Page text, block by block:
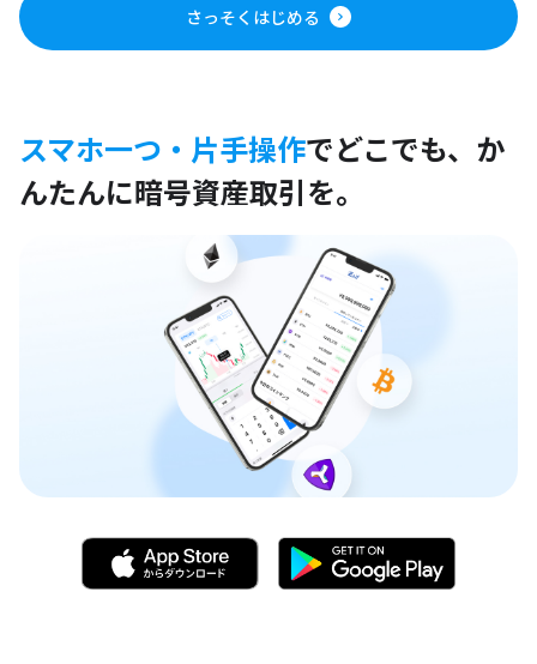
さっそくはじめる
スマホ一つ・片手操作でどこでも、 か
んたんに暗号資産取引を。